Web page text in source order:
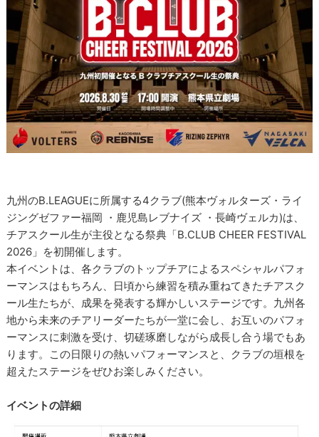
九州のB.LEAGUEに所属する4クラブ(熊本ヴォルターズ・ライ
ジングゼファー福岡 ・鹿児島レブナイズ ・長崎ヴェルカ)は、
チアスクール生が主役となる祭典「B.CLUB CHEER FESTIVAL
2026」を初開催します。
本イベントは、各クラブのトップチアによるスペシャルパフォ
ーマンスはもちろん、日頃から練習を積み重ねてきたチアスク
ール生たちが、成果を発表する輝かしいステージです。九州各
地から未来のチアリーダーたちが一堂に会し、お互いのパフォ
ーマンスに刺激を受け、切磋琢磨しながら成長し合う場でもあ
ります。この日限りの熱いパフォーマンスと、クラブの垣根を
超えたステージをぜひお楽しみください。
イベントの詳細